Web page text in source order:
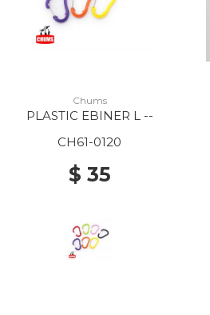
Chums
PLASTIC EBINER L --
CH61-0120
$ 35